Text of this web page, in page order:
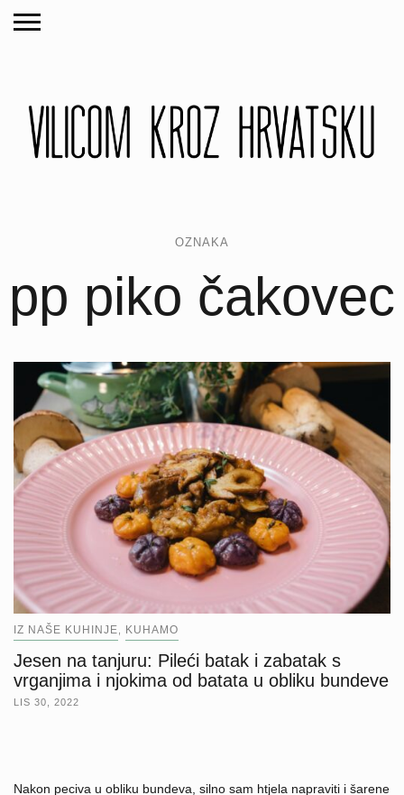
OZNAKA
pp piko čakovec
IZ NAŠE KUHINJE KUHAMO
Jesen na tanjuru: Pileći batak i zabatak s
vrganjima i njokima od batata u obliku bundeve
LIS 30, 2022
Nakon peciva u obliku bundeva, silno sam htjela napraviti i šarene